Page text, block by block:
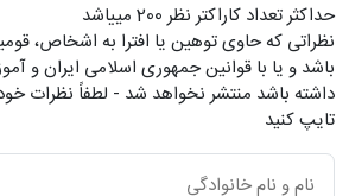
حداکثر تعداد کاراکتر نظر 200 ميياشد
نظراتی که حاوی توهین یا افترا به اشخاص،
باشد و یا با قوانین جمهوری اسلامی ایران و
داشته باشد منتشر نخواهد شد - لطفاً نظرات
تایپ کنید